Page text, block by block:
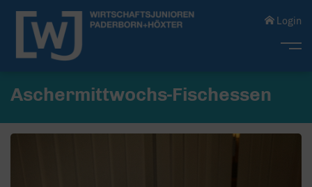
Login
Aschermittwochs-Fischessen